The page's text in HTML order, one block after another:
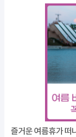
즐거운 여름휴가 떠